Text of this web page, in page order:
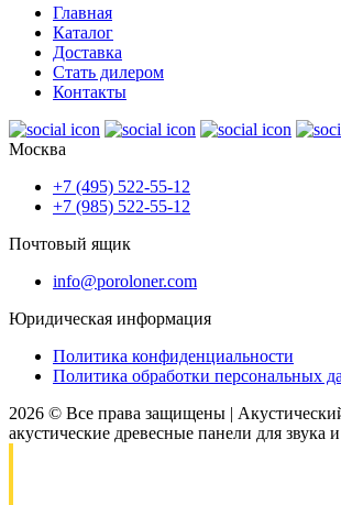
Главная
Каталог
Доставка
Стать дилером
Контакты
Москва
+7 (495) 522-55-12
+7 (985) 522-55-12
Почтовый ящик
info@poroloner.com
Юридическая информация
Политика конфиденциальности
Политика обработки персональных
2026 © Все права защищены |
акустические древесные панели для звука